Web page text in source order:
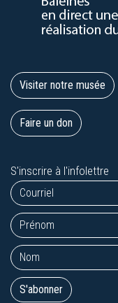
Visiter notre musée
Faire un don
S'inscrire à l'infolettre